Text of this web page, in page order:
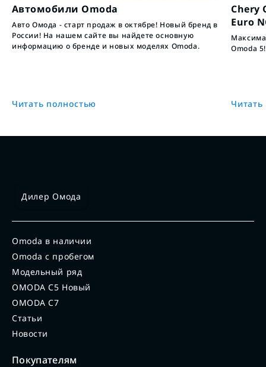
Автомобили Omoda
Авто Омода - старт продаж в октябре! Новый бренд в
России! На нашем сайте вы найдете основную
информацию о бренде и новых моделях Omoda.
Читать полностью
Chery
Euro
Omoda
Дилер Омода
Omoda в наличии
Omoda с пробегом
Модельный ряд
OMODA C5 Новый
OMODA C7
Статьи
Новости
Покупателям